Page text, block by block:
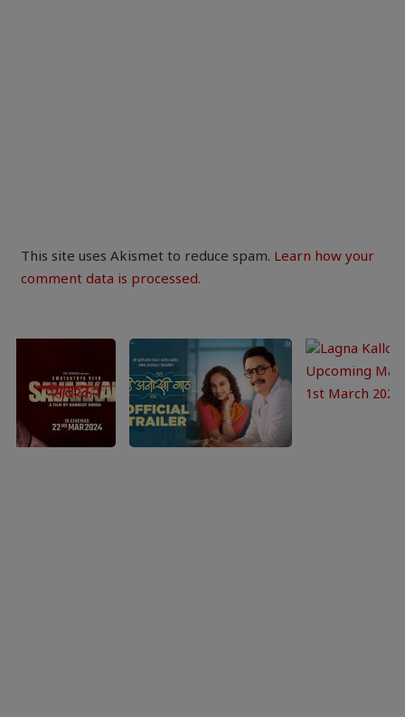
This site uses Akismet to reduce spam. Learn how your
comment data is processed.